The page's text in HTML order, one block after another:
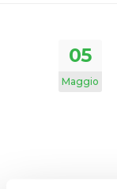
05
Maggio